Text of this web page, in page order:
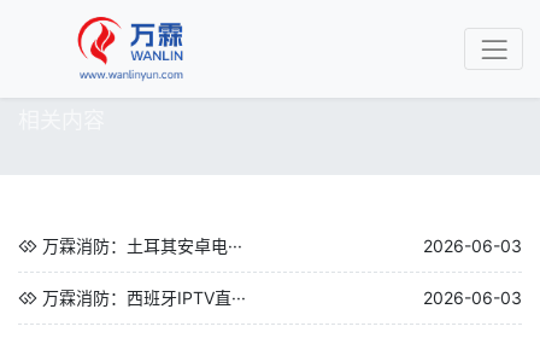
万霖消防：土耳其安卓电··· 2026-06-03
万霖消防：西班牙IPTV直··· 2026-06-03